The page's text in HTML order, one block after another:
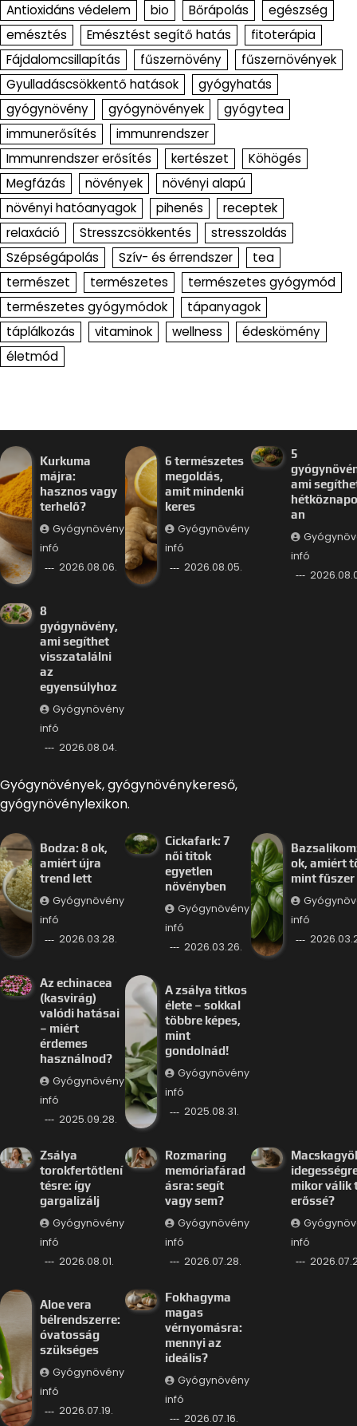
Antioxidáns védelem bio Bőrápolás
egészség
emésztés
Emésztést segítő hatás
fitoterápia
Fájdalomcsillapítás
fűszernövény
fűszernövények
Gyulladáscsökkentő hatások
gyógyhatás
gyógynövény
gyógynövények
gyógytea
immunerősítés
immunrendszer
Immunrendszer erősítés
kertészet
Köhögés
Megfázás
növények
növényi alapú
növényi hatóanyagok
pihenés
receptek
relaxáció
Stresszcsökkentés
stresszoldás
Szépségápolás
Szív- és érrendszer
tea
természet
természetes
természetes gyógymód
természetes gyógymódok
tápanyagok
táplálkozás
vitaminok wellness
édeskömény
életmód
Kurkuma
májra:
hasznos vagy
terhelő?
Gyógynövény
infó
2026.08.06.
6 természetes
megoldás,
amit mindenki
keres
Gyógynövény
infó
2026.08.05.
5
ami
an
infó
8
gyógynövény,
ami segíthet
visszatalálni
az
egyensúlyhoz
Gyógynövény
infó
2026.08.04.
Gyógynövények, gyógynövénykereső,
gyógynövénylexikon.
Bodza: 8 ok,
amiért újra
trend lett
Gyógynövény
infó
2026.03.28.
Cickafark: 7
női titok
egyetlen
növényben
Gyógynövény
infó
2026.03.26.
ok, amiért
mint fűszer
infó
Az echinacea
(kasvirág)
valódi hatásai
– miért
érdemes
használnod?
Gyógynövény
infó
2025.09.28.
A zsálya titkos
élete – sokkal
többre képes,
mint
gondolnád!
Gyógynövény
infó
2025.08.31.
Zsálya
torokfertőtlení
tésre: így
gargalizálj
Gyógynövény
infó
2026.08.01.
Rozmaring
memóriafárad
ásra: segít
vagy sem?
Gyógynövény
infó
2026.07.28.
mikor válik
erőssé?
infó
Aloe vera
bélrendszerre:
óvatosság
szükséges
Gyógynövény
infó
2026.07.19.
Fokhagyma
magas
vérnyomásra:
mennyi az
ideális?
Gyógynövény
infó
2026.07.16.